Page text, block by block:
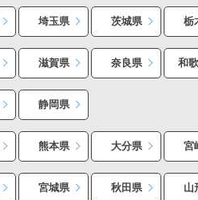
埼玉県 茨城県 栃
滋賀県 奈良県 和
静岡県
熊本県 大分県 宮
宮城県 秋田県 山